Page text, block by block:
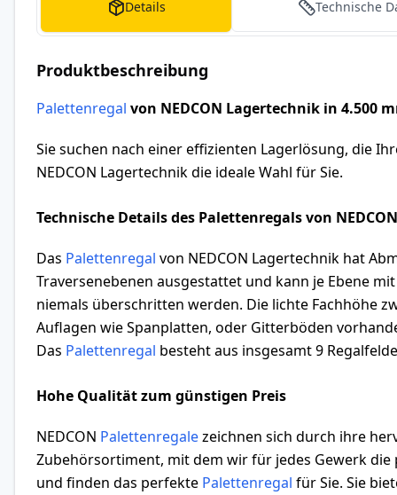
Details Technische
Produktbeschreibung
Palettenregal von NEDCON Lagertechnik in 4.500
Sie suchen nach einer effizienten Lagerlösung, die
NEDCON Lagertechnik die ideale Wahl für Sie.
Technische Details des Palettenregals von
Das Palettenregal von NEDCON Lagertechnik hat
Traversenebenen ausgestattet und kann je Ebene
niemals überschritten werden. Die lichte Fachhöhe
Auflagen wie Spanplatten, oder Gitterböden
Das Palettenregal besteht aus insgesamt 9
Hohe Qualität zum günstigen Preis
NEDCON Palettenregalezeichnen sich durch ihre
Zubehörsortiment, mit dem wir für jedes Gewerk die
und finden das perfekte Palettenregal für Sie. Sie